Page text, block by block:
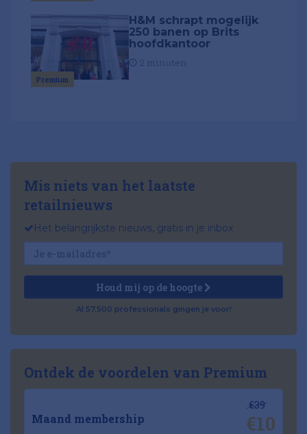
Premium
H&M schrapt mogelijk
250 banen op Brits
hoofdkantoor
Mis niets van het laatste
retailnieuws
Het belangrijkste nieuws, gratis in je inbox
Houd mij op de hoogte
Al 57.500 professionals gingen je voor!
Ontdek de voordelen van Premium
Maand membership
€39
€10